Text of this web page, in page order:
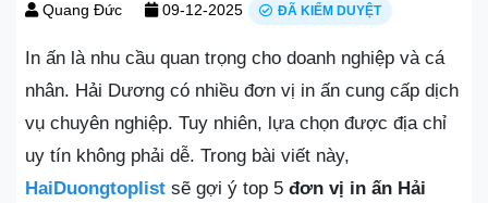
Quang Đức 09-12-2025 ĐÃ KIỂM DUYỆT
In ấn là nhu cầu quan trọng cho doanh nghiệp và cá
nhân. Hải Dương có nhiều đơn vị in ấn cung cấp dịch
vụ chuyên nghiệp. Tuy nhiên, lựa chọn được địa chỉ
uy tín không phải dễ. Trong bài viết này,
HaiDuongtoplist sẽ gợi ý top 5 đơn vị in ấn Hải